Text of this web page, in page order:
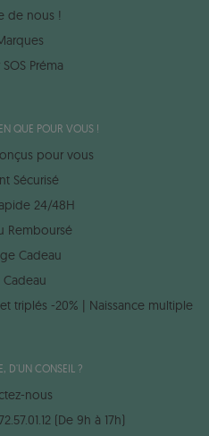
de nous !
Préma
QUE POUR VOUS !
pour vous
Sécurisé
24/48H
Remboursé
Cadeau
Cadeau
triplés -20% | Naissance multiple
D'UN CONSEIL ?
nous
(De 9h à 17h)